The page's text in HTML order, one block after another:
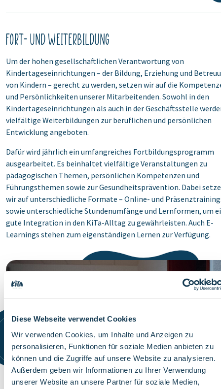
Diese Webseite verwendet Cookies
Wir verwenden Cookies, um Inhalte und Anzeigen zu
personalisieren, Funktionen für soziale Medien anbieten zu
können und die Zugriffe auf unsere Website zu analysieren.
Außerdem geben wir Informationen zu Ihrer Verwendung
unserer Website an unsere Partner für soziale Medien,
Fort- und Weiterbildung
Um der hohen gesellschaftlichen Verantwortung von
Kindertageseinrichtungen – der Bildung, Erziehung und
von Kindern – gerecht zu werden, setzen wir auf die
und Persönlichkeiten unserer Mitarbeitenden. Sowohl in den
Kindertageseinrichtungen als auch in der Geschäftsstelle
vielfältige Weiterbildungen zur beruflichen und persönlichen
Entwicklung angeboten.
Dafür wird jährlich ein umfangreiches Fortbildungsprogramm
ausgearbeitet. Es beinhaltet vielfältige Veranstaltungen zu
pädagogischen Themen, persönlichen Kompetenzen und
Führungsthemen sowie zur Gesundheitsprävention. Dabei
wir auf unterschiedliche Formate – Online- und
sowie unterschiedliche Stundenumfänge und Lernformen, um
gute Integration in den KiTa-Alltag zu gewährleisten. Auch E-
Learnings stehen zum eigenständigen Lernen zur Verfügung.